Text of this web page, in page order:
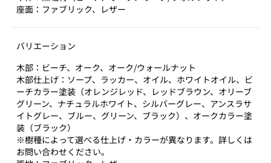
座面：ファブリック、レザー
バリエーション
木部：ビーチ、オーク、オーク/ウォールナット
木部仕上げ：ソープ、ラッカー、オイル、ホワイトオイル、ビ
ーチカラー塗装（オレンジレッド、レッドブラウン、オリーブ
グリーン、ナチュラルホワイト、シルバーグレー、アンスラサ
イトグレー、ブルー、グリーン、ブラック）、オークカラー塗
装（ブラック）
※樹種によって選べる仕上げ・カラーが異なります。詳しくは
お問い合わせください。